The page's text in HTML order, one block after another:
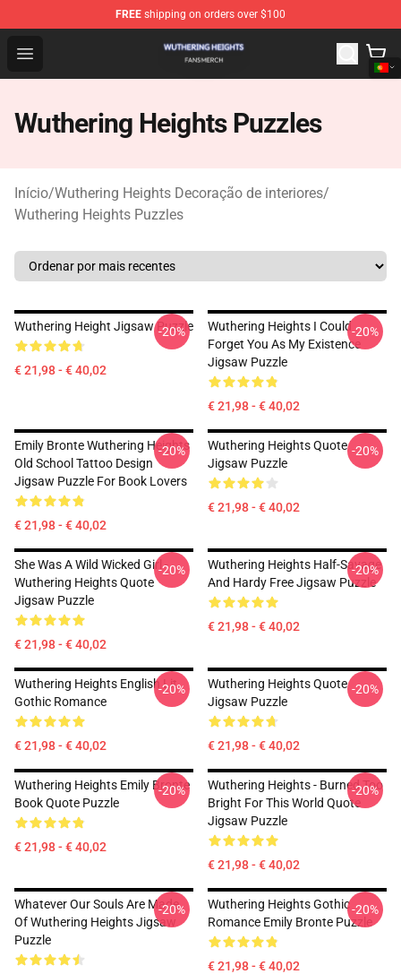
FREE shipping on orders over $100
Open menu
Wuthering Heights Shop - Official Wuthering Heights
Wuthering Heights Puzzles
Início/Wuthering Heights Decoração de interiores/
Wuthering Heights Puzzles
Wuthering Height Jigsaw Puzzle
€ 21,98 - € 40,02
-20%
Wuthering Heights I Could
Forget You As My Existence
Jigsaw Puzzle
€ 21,98 - € 40,02
-20%
Emily Bronte Wuthering Heights
Old School Tattoo Design
Jigsaw Puzzle For Book Lovers
€ 21,98 - € 40,02
-20%
Wuthering Heights Quote
Jigsaw Puzzle
€ 21,98 - € 40,02
-20%
She Was A Wild Wicked Girl -
Wuthering Heights Quote
Jigsaw Puzzle
€ 21,98 - € 40,02
-20%
Wuthering Heights Half-Savage
And Hardy Free Jigsaw Puzzle
€ 21,98 - € 40,02
-20%
Wuthering Heights English Lit
Gothic Romance
€ 21,98 - € 40,02
-20%
Wuthering Heights Quote
Jigsaw Puzzle
€ 21,98 - € 40,02
-20%
Wuthering Heights Emily Bronte
Book Quote Puzzle
€ 21,98 - € 40,02
-20%
Wuthering Heights - Burned Too
Bright For This World Quote
Jigsaw Puzzle
€ 21,98 - € 40,02
-20%
Whatever Our Souls Are Made
Of Wuthering Heights Jigsaw
Puzzle
-20%
Wuthering Heights Gothic
Romance Emily Bronte Puzzle
€ 21,98 - € 40,02
-20%